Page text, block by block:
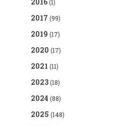
(1)
2017 (99)
2019 (17)
2020 (17)
2021 (11)
2023(18)
2024 (88)
2025 (148)